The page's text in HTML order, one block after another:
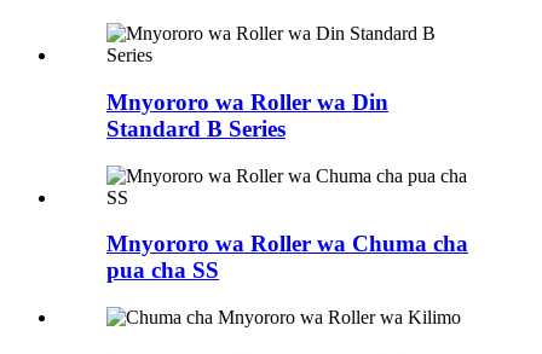
Mnyororo wa Roller wa Din
Standard B Series
Mnyororo wa Roller wa Chuma cha
pua cha SS